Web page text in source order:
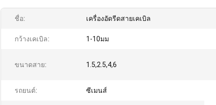
ชื่อ: เครื่องอัดรีดสายเคเบิล
กว้างเคเบิล: 1-10มม
ขนาดสาย: 1.5,2.5,4,6
รถยนต์: ซีเมนส์